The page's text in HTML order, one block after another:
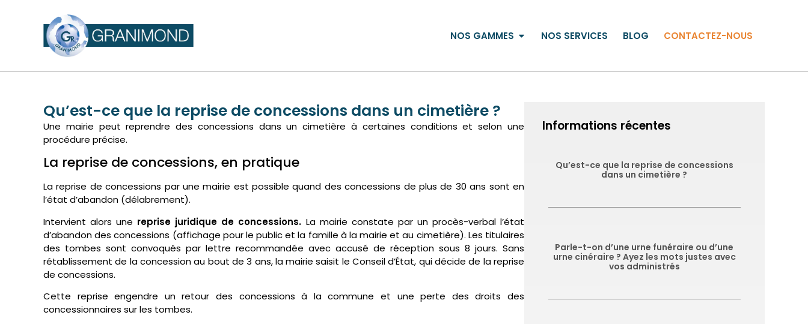
NOS GAMMES NOS SERVICES BLOG CONTACTEZ-NOUS
Qu’est-ce que la reprise de concessions dans un cimetière ?
Une mairie peut reprendre des concessions dans un cimetière à certaines conditions et selon une
procédure précise.
La reprise de concessions, en pratique
La reprise de concessions par une mairie est possible quand des concessions de plus de 30 ans sont en
l’état d’abandon (délabrement).
Intervient alors une reprise juridique de concessions. La mairie constate par un procès-verbal l’état
d’abandon des concessions (affichage pour le public et la famille à la mairie et au cimetière). Les titulaires
des tombes sont convoqués par lettre recommandée avec accusé de réception sous 8 jours. Sans
rétablissement de la concession au bout de 3 ans, la mairie saisit le Conseil d’État, qui décide de la reprise
de concessions.
Cette reprise engendre un retour des concessions à la commune et une perte des droits des
concessionnaires sur les tombes.
Informations récentes
Qu’est-ce que la reprise de concessions
dans un cimetière ?
Parle-t-on d’une urne funéraire ou d’une
urne cinéraire ? Ayez les mots justes avec
vos administrés